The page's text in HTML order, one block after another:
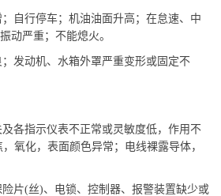
自行停车；机油油面升高；在怠速、中
动严重；不能熄火。
发动机、水箱外罩严重变形或固定不
各指示仪表不正常或灵敏度低，作用不
氧化，表面颜色异常；电线裸露导体，
片(丝)、电锁、控制器、报警装置缺少或